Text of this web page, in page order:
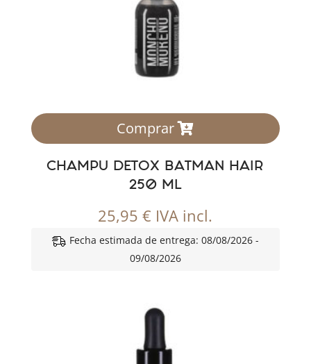
Comprar
CHAMPU DETOX BATMAN HAIR
250 ML
25,95€ IVA incl.
Fecha estimada de entrega: 08/08/2026 -
09/08/2026